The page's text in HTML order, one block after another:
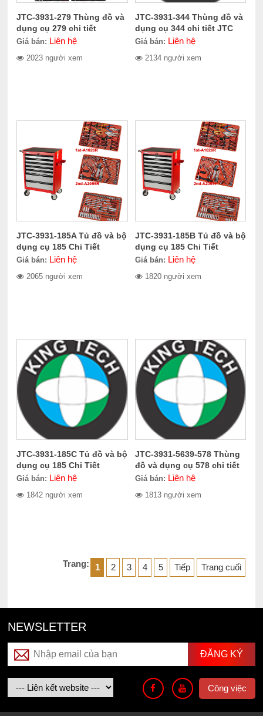
JTC-3931-279 Thùng đồ và
dụng cụ 279 chi tiết
Giá bán: Liên hệ
2023 người xem
JTC-3931-344 Thùng đồ và
dụng cụ 344 chi tiết JTC
Giá bán: Liên hệ
2134 người xem
JTC-3931-185A Tủ đồ và bộ
dụng cụ 185 Chi Tiết
Giá bán: Liên hệ
2065 người xem
JTC-3931-185B Tủ đồ và bộ
dụng cụ 185 Chi Tiết
Giá bán: Liên hệ
1820 người xem
JTC-3931-185C Tủ đồ và bộ
dụng cụ 185 Chi Tiết
Giá bán: Liên hệ
1842 người xem
JTC-3931-5639-578 Thùng
đồ và dụng cụ 578 chi tiết
Giá bán: Liên hệ
1813 người xem
Trang: 1 2 3 4 5 Tiếp Trang cuối
NEWSLETTER
Công việc